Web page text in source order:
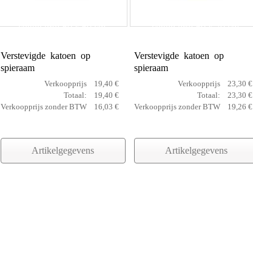
cotton prof 60 x 60 cm
Verstevigde katoen op
spieraam
Verkoopprijs
19,40 €
Totaal:
19,40 €
Verkoopprijs zonder BTW
16,03 €
Artikelgegevens
cotton prof 60 x 70 cm
Verstevigde katoen op
spieraam
Verkoopprijs
23,30 €
Totaal:
23,30 €
Verkoopprijs zonder BTW
19,26 €
Artikelgegevens